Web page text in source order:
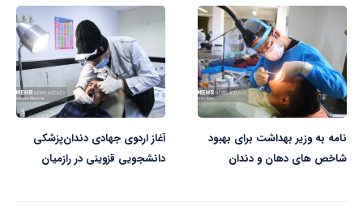
نامه به وزیر بهداشت برای بهبود
شاخص های دهان و دندان
آغاز اردوی جهادی دندان‌پزشکی
دانشجویی قزوینی در رازمیان